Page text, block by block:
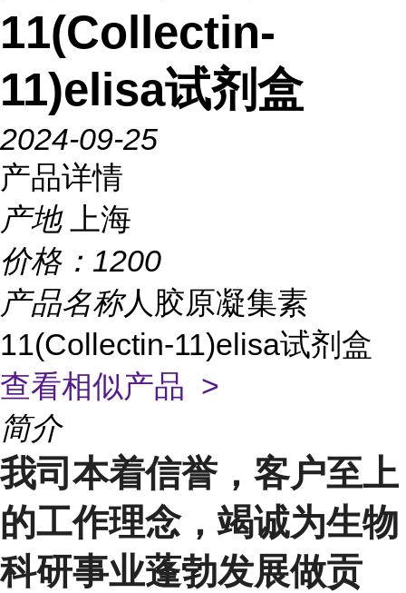
11(Collectin-
11)elisa试剂盒
2024-09-25
产品详情
产地
上海
价格： 1200
产品名称人胶原凝集素
11(Collectin-11)elisa试剂盒
查看相似产品 >
简介
我司本着信誉，客户至上
的工作理念，竭诚为生物
科研事业蓬勃发展做贡